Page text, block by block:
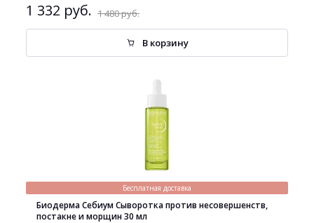
1 332 руб. 1 480 руб.
В корзину
Бесплатная доставка
Биодерма Себиум Сыворотка против несовершенств,
постакне и морщин 30 мл